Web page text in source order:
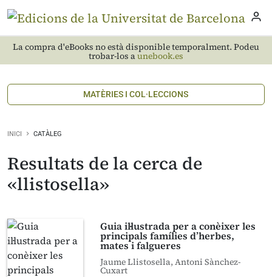
La compra d'eBooks no està disponible temporalment. Podeu
trobar-los aunebook.es
MATÈRIES I COL·LECCIONS
INICI CATÀLEG
Resultats de la cerca de
«llistosella»
Guia il·lustrada per a conèixer les
principals famílies d’herbes,
mates i falgueres
Jaume Llistosella, Antoni Sànchez-
Cuxart